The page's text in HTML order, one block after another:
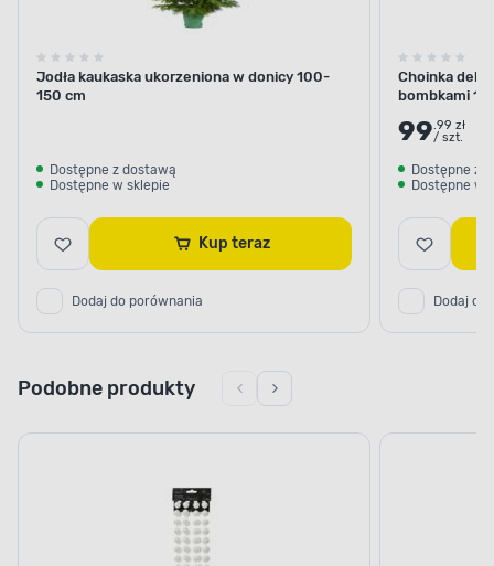
Jodła kaukaska ukorzeniona w donicy 100-
150 cm
Dostępne z dostawą
Dostępne w sklepie
Kup teraz
Dodaj do porównania
Choinka
bombkami
99.99 zł
/ szt.
Dostępne z
Dostępne w
Dodaj do
Podobne produkty